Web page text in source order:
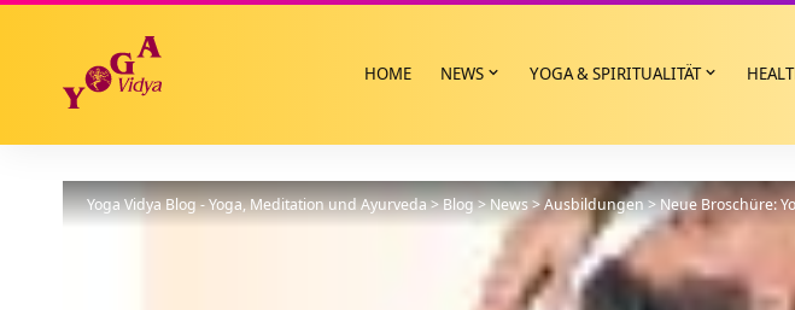
HOME NEWS YOGA & SPIRITUALITÄT
Yoga Vidya Blog - Yoga, Meditation und Ayurveda>Blog>News>Ausbildungen>Neue Broschüre: